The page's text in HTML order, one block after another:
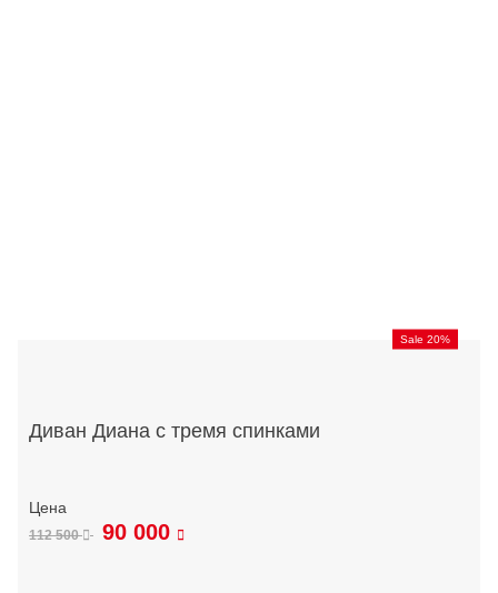
Sale 20%
Диван Диана с тремя спинками
112 500 90 000